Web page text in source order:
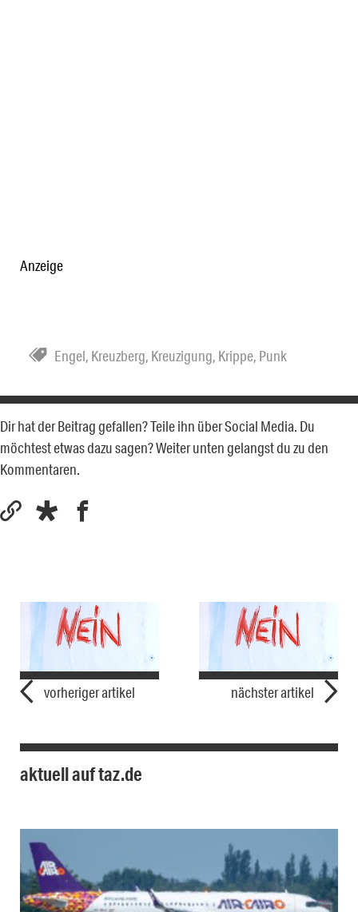
Anzeige
Engel, Kreuzberg, Kreuzigung, Krippe, Punk
Dir hat der Beitrag gefallen? Teile ihn über Social Media. Du
möchtest etwas dazu sagen? Weiter unten gelangst du zu den
Kommentaren.
vorheriger artikel nächster artikel
aktuell auf taz.de